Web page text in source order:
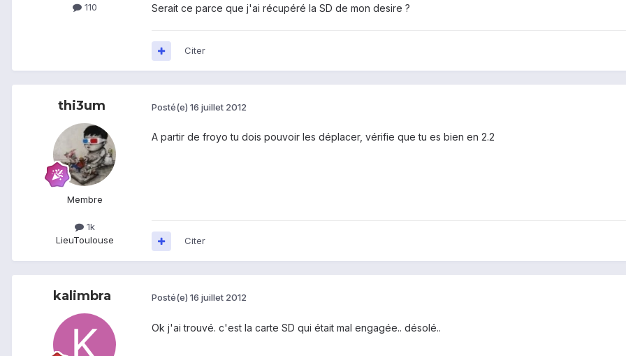
110 Serait ce parce que j'ai récupéré la SD de mon desire ?
Citer
thi3um
Membre
1k
LieuToulouse
Posté(e) 16 juillet 2012
A partir de froyo tu dois pouvoir les déplacer, vérifie que tu es bien en 2.2
Citer
kalimbra Posté(e) 16 juillet 2012
Ok j'ai trouvé. c'est la carte SD qui était mal engagée.. désolé..